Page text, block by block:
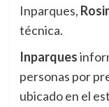
Inparques,
técnica.
Inparques
personas por
ubicado en el